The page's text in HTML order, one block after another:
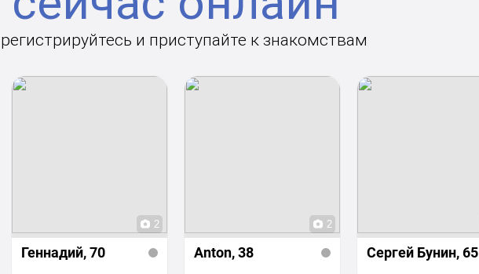
и приступайте к знакомствам
2
Геннадий, 70
2
Anton, 38 Сергей Бунин, 65